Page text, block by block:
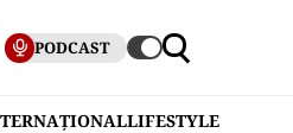
PODCAST
LIFESTYLE